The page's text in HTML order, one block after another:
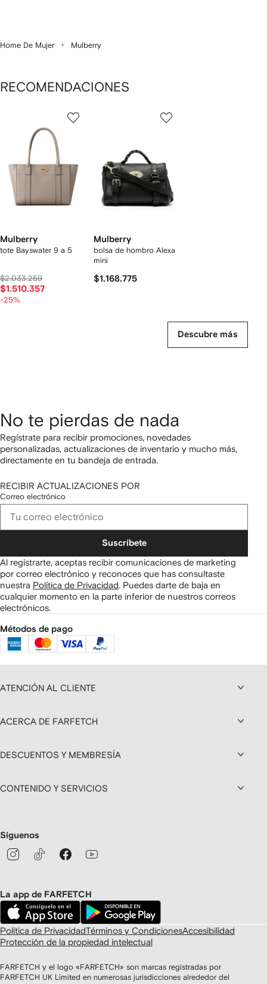
Home De Mujer Mulberry
RECOMENDACIONES
Mulberry
tote Bayswater 9 a 5
$2.033.259
$1.510.357
-25%
Mulberry
bolsa de hombro Alexa
mini
$1.168.775
Descubre más
No te pierdas de nada
Regístrate para recibir promociones, novedades
personalizadas, actualizaciones de inventario y mucho más,
directamente en tu bandeja de entrada.
RECIBIR ACTUALIZACIONES POR
Correo electrónico
Suscríbete
Al registrarte, aceptas recibir comunicaciones de marketing
por correo electrónico y reconoces que has consultaste
nuestra Política de Privacidad Puedes darte de baja en
cualquier momento en la parte inferior de nuestros correos
electrónicos.
Métodos de pago
ATENCIÓN AL CLIENTE
ACERCA DE FARFETCH
DESCUENTOS Y MEMBRESÍA
CONTENIDO Y SERVICIOS
Síguenos
La app de FARFETCH
Política de PrivacidadTérminos y CondicionesAccesibilidad
Protección de la propiedad intelectual
FARFETCH y el logo «FARFETCH» son marcas registradas por
FARFETCH UK Limited en numerosas jurisdicciones alrededor del